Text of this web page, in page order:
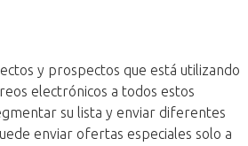
y prospectos que está utilizando
electrónicos a todos estos
su lista y enviar diferentes
enviar ofertas especiales solo a